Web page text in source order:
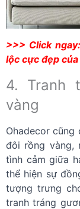
>>> Click ngay:
lộc cực đẹp
4. Tranh
vàng
Ohadecor
đôi rồng vàng,
tình cảm giữa
thể hiện sự
tượng trưng
tranh tráng